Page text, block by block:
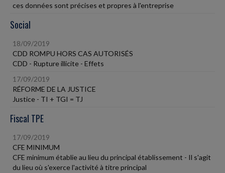
ces données sont précises et propres à l'entreprise
Social
18/09/2019
CDD ROMPU HORS CAS AUTORISÉS
CDD - Rupture illicite - Effets
17/09/2019
RÉFORME DE LA JUSTICE
Justice - TI + TGI = TJ
Fiscal TPE
17/09/2019
CFE MINIMUM
CFE minimum établie au lieu du principal établissement - Il s'agit
du lieu où s'exerce l'activité à titre principal